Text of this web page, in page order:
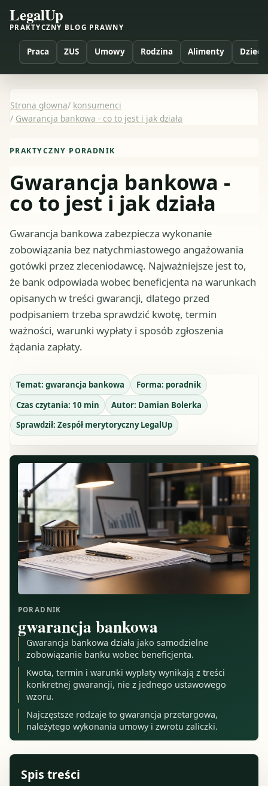
LegalUp
PRAKTYCZNY BLOG PRAWNY
Praca ZUS Umowy Rodzina Alimenty Dzieci
Strona glowna/ konsumenci
/ Gwarancja bankowa - co to jest i jak działa
PRAKTYCZNY PORADNIK
Gwarancja bankowa -
co to jest i jak działa
Gwarancja bankowa zabezpiecza wykonanie
zobowiązania bez natychmiastowego angażowania
gotówki przez zleceniodawcę. Najważniejsze jest to,
że bank odpowiada wobec beneficjenta na warunkach
opisanych w treści gwarancji, dlatego przed
podpisaniem trzeba sprawdzić kwotę, termin
ważności, warunki wypłaty i sposób zgłoszenia
żądania zapłaty.
Temat: gwarancja bankowa Forma: poradnik
Czas czytania: 10 min Autor: Damian Bolerka
Sprawdził: Zespół merytoryczny LegalUp
PORADNIK
gwarancja bankowa
Gwarancja bankowa działa jako samodzielne
zobowiązanie banku wobec beneficjenta.
Kwota, termin i warunki wypłaty wynikają z treści
konkretnej gwarancji, nie z jednego ustawowego
wzoru.
Najczęstsze rodzaje to gwarancja przetargowa,
należytego wykonania umowy i zwrotu zaliczki.
Spis treści